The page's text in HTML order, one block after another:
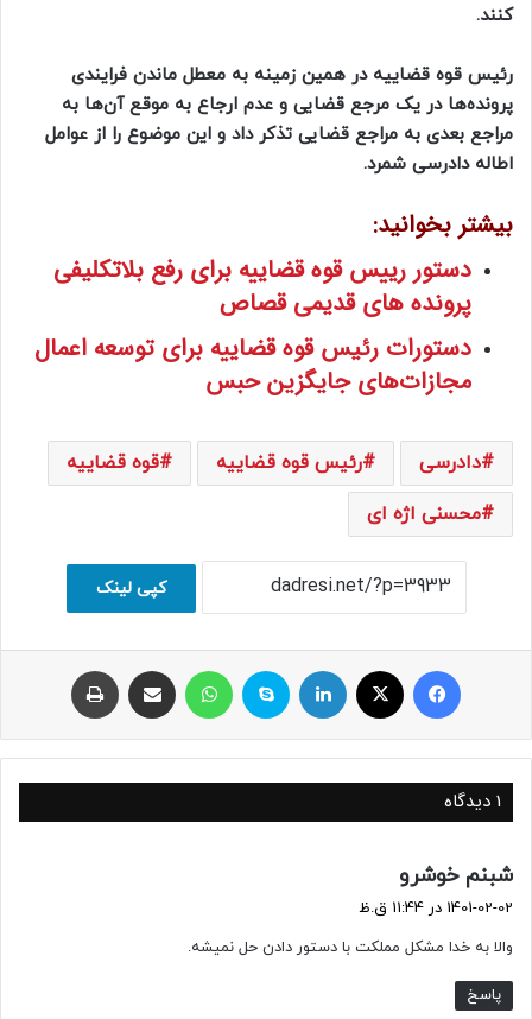
کنند.
رئیس قوه قضاییه در همین زمینه به معطل ماندن فرایندی
پرونده‌ها در یک مرجع قضایی و عدم ارجاع به موقع آن‌ها به
مراجع بعدی به مراجع قضایی تذکر داد و این موضوع را از عوامل
اطاله دادرسی شمرد.
بیشتر بخوانید:
دستور رییس قوه قضاییه برای رفع بلاتکلیفی
پرونده های قدیمی قصاص
دستورات رئیس قوه قضاییه برای توسعه اعمال
مجازات‌های جایگزین حبس
دادرسی رئیس قوه قضاییه
قوه قضاییه
محسنی اژه ای
کپی لینک
فیسبوک ایکس لینکداین اسکایپ واتس آپ اشتراک با ایمیل
1 دیدگاه
شبنم خوشرو
ف
:
1401-02-02 در 11:44 ق.ظ
والا به خدا مشکل مملکت با دستور دادن حل نمیشه.
پاسخ